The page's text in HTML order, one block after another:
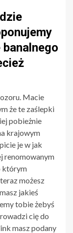
Macie
że te zaślepki
pobieżnie
krajowym
je w jak
renomowanym
którym
możesz
jakieś
tobie żebyś
cię do
masz podany